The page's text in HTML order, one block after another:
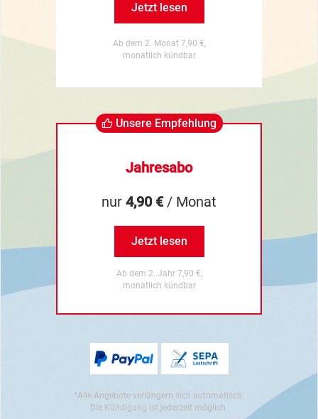
Jetzt lesen
Ab dem 2. Monat 7,90 €,
monatlich kündbar
Unsere Empfehlung
Jahresabo
nur 4,90 €/ Monat
Jetzt lesen
Ab dem 2. Jahr 7,90 €,
monatlich kündbar
*Alle Angebote verlängern sich automatisch.
Die Kündigung ist jederzeit möglich.